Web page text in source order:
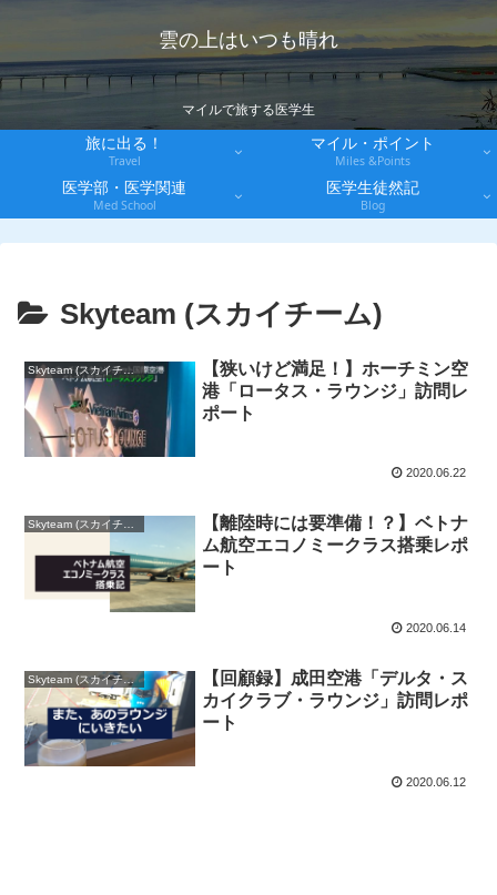
雲の上はいつも晴れ
マイルで旅する医学生
旅に出る！
Travel
マイル・ポイント
Miles &Points
医学部・医学関連
Med School
医学生徒然記
Blog
Skyteam (スカイチーム)
Skyteam (スカイチーム)
【狭いけど満足！】ホーチミン空
港「ロータス・ラウンジ」訪問レ
ポート
2020.06.22
Skyteam (スカイチーム)
【離陸時には要準備！？】ベトナ
ム航空エコノミークラス搭乗レポ
ート
2020.06.14
Skyteam (スカイチーム)
【回顧録】成田空港「デルタ・ス
カイクラブ・ラウンジ」訪問レポ
ート
2020.06.12